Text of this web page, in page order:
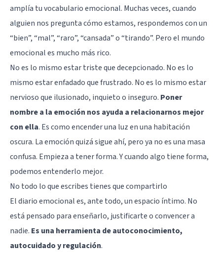
amplía tu vocabulario emocional. Muchas veces, cuando
alguien nos pregunta cómo estamos, respondemos con un
“bien”, “mal”, “raro”, “cansada” o “tirando”. Pero el mundo
emocional es mucho más rico.
No es lo mismo estar triste que decepcionado. No es lo
mismo estar enfadado que frustrado. No es lo mismo estar
nervioso que ilusionado, inquieto o inseguro. Poner
nombre a la emoción nos ayuda a relacionarnos mejor
con ella. Es como encender una luz en una habitación
oscura. La emoción quizá sigue ahí, pero ya no es una masa
confusa. Empieza a tener forma. Y cuando algo tiene forma,
podemos entenderlo mejor.
No todo lo que escribes tienes que compartirlo
El diario emocional es, ante todo, un espacio íntimo. No
está pensado para enseñarlo, justificarte o convencer a
nadie. Es una herramienta de autoconocimiento,
autocuidado y regulación.